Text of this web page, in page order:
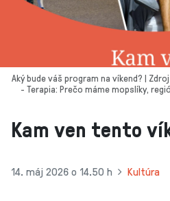
Kam ven tento
14. máj 2026 o 14.50 h Kultúra
Aký bude váš program na víkend? |
- Terapia: Prečo máme mopslíky,